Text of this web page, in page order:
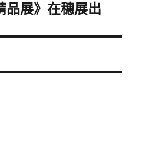
展》在穗展出